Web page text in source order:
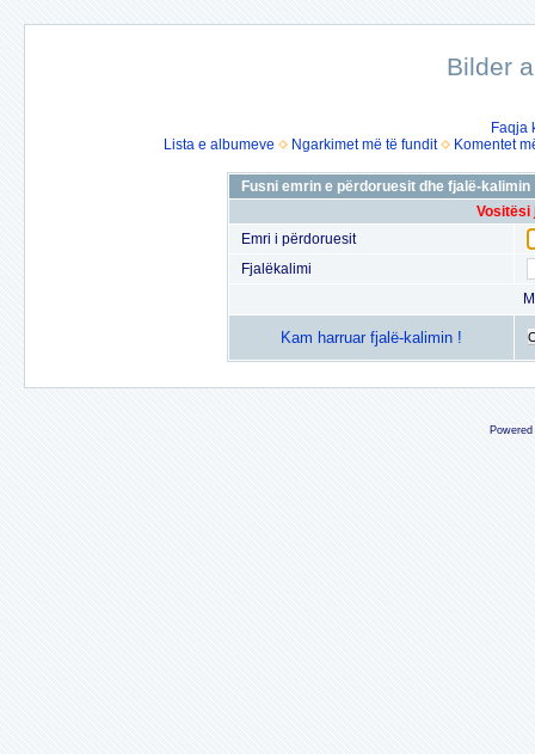
Bilder
Faqja
Lista e albumeve
Ngarkimet më të fundit Komentet
Fusni emrin e përdoruesit dhe fjalë-kalimin
Vositësi
Emri i përdoruesit
Fjalëkalimi
Kam harruar fjalë-kalimin !